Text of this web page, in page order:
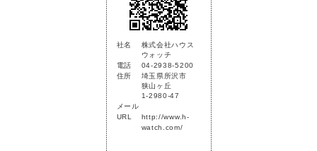
社名
株式会社ハウス
ウォッチ
電話
04-2938-5200
住所
埼玉県所沢市
狭山ヶ丘
1-2980-47
メール
URL
http://www.h-
watch.com/